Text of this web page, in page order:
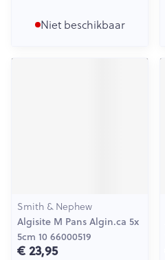
Niet beschikbaar
Smith & Nephew
Algisite M Pans Algin.ca 5x
5cm 10 66000519
€ 23,95